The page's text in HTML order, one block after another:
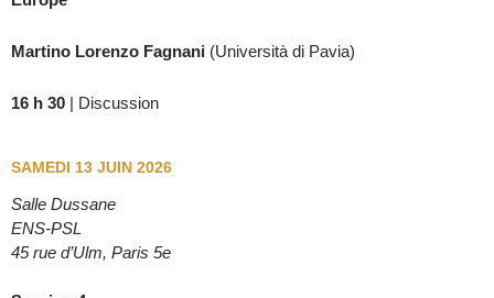
Martino Lorenzo Fagnani (Università di Pavia)
16 h 30 | Discussion
SAMEDI 13 JUIN 2026
Salle Dussane
ENS-PSL
45 rue d’Ulm, Paris 5e